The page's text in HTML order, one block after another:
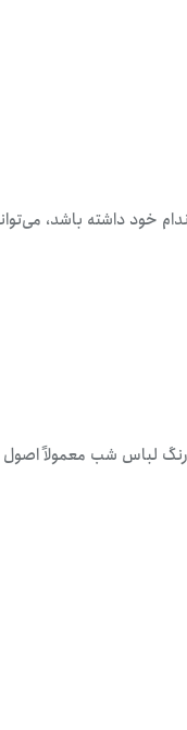
خود داشته باشد،
لباس شب معمولاً